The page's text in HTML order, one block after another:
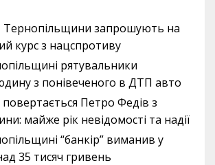
Тернопільщини запрошують на
курс з нацспротиву
рятувальники
з понівеченого в ДТП авто
Петро Федів з
майже рік невідомості та надії
“банкір” виманив у
35 тисяч гривень